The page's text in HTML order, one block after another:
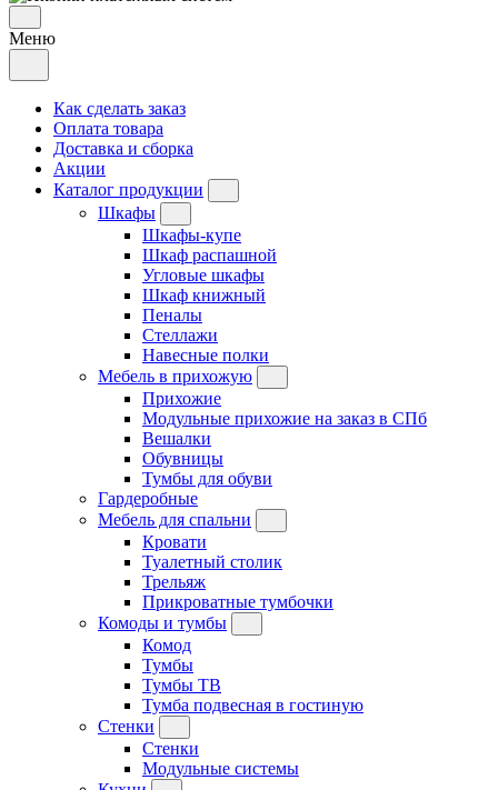
Меню
Как сделать заказ
Оплата товара
Доставка и сборка
Акции
Каталог продукции
Шкафы
Шкафы-купе
Шкаф распашной
Угловые шкафы
Шкаф книжный
Пеналы
Стеллажи
Навесные полки
Мебель в прихожую
Прихожие
Модульные прихожие на заказ в СПб
Вешалки
Обувницы
Тумбы для обуви
Гардеробные
Мебель для спальни
Кровати
Туалетный столик
Трельяж
Прикроватные тумбочки
Комоды и тумбы
Комод
Тумбы
Тумбы ТВ
Тумба подвесная в гостиную
Стенки
Стенки
Модульные системы